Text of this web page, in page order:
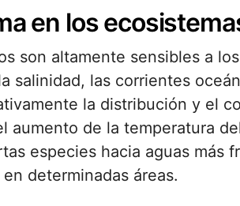
en los
son altamente sensibles a
salinidad, las corrientes
la distribución y el
aumento de la temperatura
especies hacia aguas más
determinadas áreas.